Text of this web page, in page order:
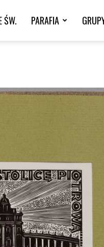
ŚW. PARAFIA